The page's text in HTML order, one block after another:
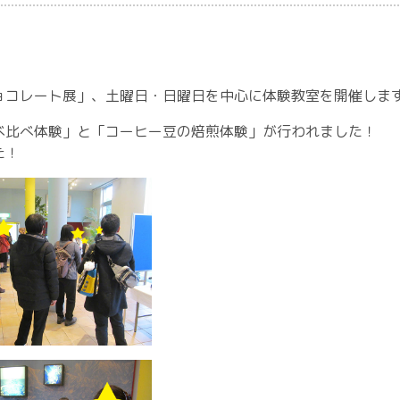
レート展」、土曜日・日曜日を中心に体験教室を開催しま
べ体験」と「コーヒー豆の焙煎体験」が行われました！